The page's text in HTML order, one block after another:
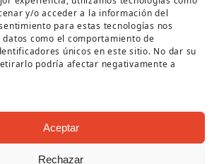
y/o acceder a la información del
para estas tecnologías nos
como el comportamiento de
únicos en este sitio. No dar su
podría afectar negativamente a
Aceptar
Rechazar
por la Diputación de Córdoba